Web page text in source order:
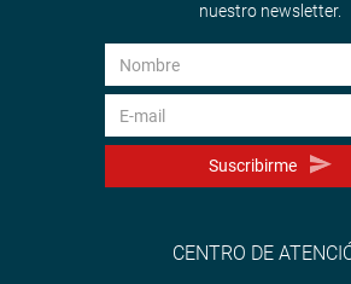
nuestro newsletter.
Suscribirme
CENTRO DE